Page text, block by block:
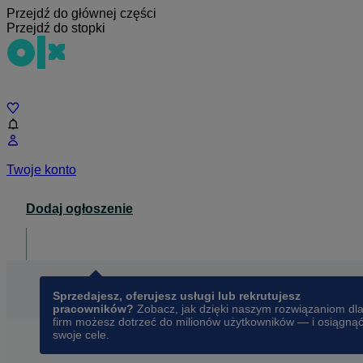
Przejdź do głównej części
Przejdź do stopki
Twoje konto
Dodaj ogłoszenie
Sprzedajesz, oferujesz usługi lub rekrutujesz
pracowników? Zobacz, jak dzięki naszym rozwiązaniom dla
firm możesz dotrzeć do milionów użytkowników — i osiągnąć
swoje cele.